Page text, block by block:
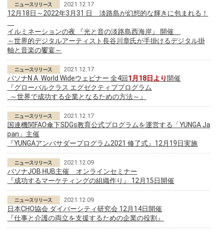
2021.12.17
12月18日～2022年3月31 日 淡路島が幻想的な輝きに包まれる！
イルミネーションの夜 『光と音の淡路島西海岸』 開催
～世界的デジタルアーティスト長谷川章氏が手掛けるデジタル掛
軸と音楽の饗宴～
2021.12.17
パソナN A World Wideウェビナー 全4回1月18日より 開催
『グローバルクラス エグゼクティブプログラム
～世界で成功する企業となるための方法～』
2021.12.17
国連機関FAO傘下SDGs教育公式プログラムを運営する「YUNGA Ja
pan」主催
『YUNGAアンバサダープログラム2021 修了式』12月19日実施
2021.12.09
パソナJOB HUB主催 オンラインセミナー
『成功するマーケティングの組織作り』 12月15日開催
2021.12.09
日本CHO協会 ダイバーシティ研究会 12月14日開催
『仕事と介護の両立を支援するための企業の役割』